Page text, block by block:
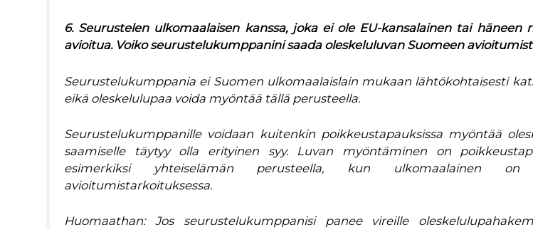
6. Seurustelen ulkomaalaisen kanssa, joka ei ole EU-kansalainen tai häneen
avioitua. Voiko seurustelukumppanini saada oleskeluluvan Suomeen
Seurustelukumppania ei Suomen ulkomaalaislain mukaan lähtökohtaisesti
eikä oleskelulupaa voida myöntää tällä perusteella.
Seurustelukumppanille voidaan kuitenkin poikkeustapauksissa myöntää
saamiselle täytyy olla erityinen syy. Luvan myöntäminen on
esimerkiksi yhteiselämän perusteella, kun ulkomaalainen on
avioitumistarkoituksessa.
Huomaathan: Jos seurustelukumppanisi panee vireille